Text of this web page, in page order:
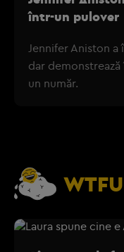
într-un pulover
Jennifer Aniston a
dar
un număr.